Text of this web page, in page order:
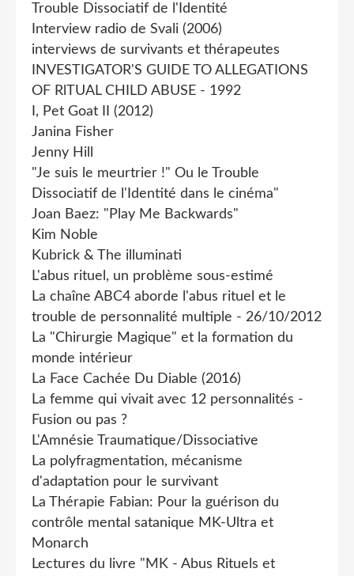
Trouble Dissociatif de l'Identité
Interview radio de Svali (2006)
interviews de survivants et thérapeutes
INVESTIGATOR'S GUIDE TO ALLEGATIONS
OF RlTUAL CHILD ABUSE - 1992
I, Pet Goat II (2012)
Janina Fisher
Jenny Hill
"Je suis le meurtrier !" Ou le Trouble
Dissociatif de l'Identité dans le cinéma"
Joan Baez: "Play Me Backwards"
Kim Noble
Kubrick & The illuminati
L'abus rituel, un problème sous-estimé
La chaîne ABC4 aborde l'abus rituel et le
trouble de personnalité multiple - 26/10/2012
La "Chirurgie Magique" et la formation du
monde intérieur
La Face Cachée Du Diable (2016)
La femme qui vivait avec 12 personnalités -
Fusion ou pas ?
L'Amnésie Traumatique/Dissociative
La polyfragmentation, mécanisme
d'adaptation pour le survivant
La Thérapie Fabian: Pour la guérison du
contrôle mental satanique MK-Ultra et
Monarch
Lectures du livre "MK - Abus Rituels et